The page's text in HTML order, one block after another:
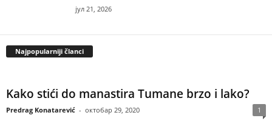
јул 21, 2026
Najpopularniji članci
Kako stići do manastira Tumane brzo i lako?
Predrag Konatarević - октобар 29, 2020 1